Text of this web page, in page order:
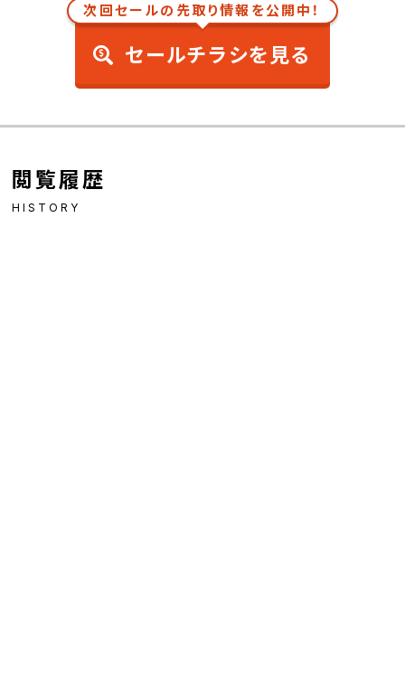
次回セールの先取り情報を公開中！
セールチラシを見る
閲覧履歴
HISTORY